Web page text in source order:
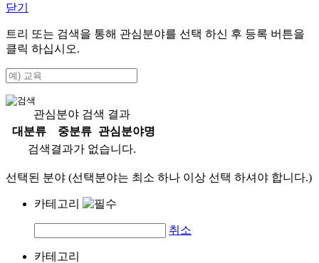
닫기
트리 또는 검색을 통해 관심분야를 선택 하신 후 등록 버튼을
클릭 하십시오.
관심분야 검색 결과
대분류
중분류
관심분야명
검색결과가 없습니다.
선택된 분야 (선택분야는 최소 하나 이상 선택 하셔야 합니다.)
카테고리
취소
카테고리